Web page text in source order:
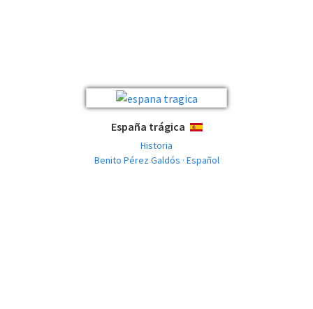
España trágica ESPAÑOL
Historia
Benito Pérez Galdós · Español